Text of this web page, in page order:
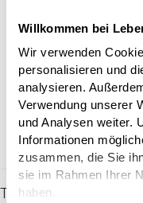
Willkommen bei
Wir verwenden
personalisieren und
analysieren.
Verwendung unserer
und Analysen weiter.
Informationen
zusammen, die Sie
sie im Rahmen Ihrer
haben.
TIPPS & HINWEISE